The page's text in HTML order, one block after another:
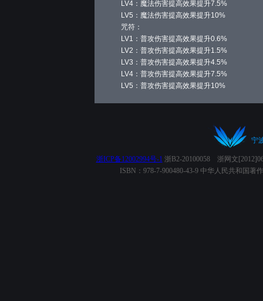
LV4：魔法伤害提高效果提升7.5%
LV5：魔法伤害提高效果提升10%
咒符：
LV1：普攻伤害提高效果提升0.6%
LV2：普攻伤害提高效果提升1.5%
LV3：普攻伤害提高效果提升4.5%
LV4：普攻伤害提高效果提升7.5%
LV5：普攻伤害提高效果提升10%
宁
浙ICP备12002994号-1 浙B2-20100058 浙网文
ISBN：978-7-900480-43-9 中华人民共和国